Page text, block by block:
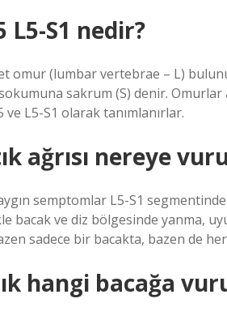
L5-S1 nedir?
omur (lumbar vertebrae – L)
sakrum (S) denir. Omurlar
ve L5-S1 olarak tanımlanırlar.
ağrısı nereye
semptomlar L5-S1
bacak ve diz bölgesinde yanma,
sadece bir bacakta, bazen de
hangi bacağa